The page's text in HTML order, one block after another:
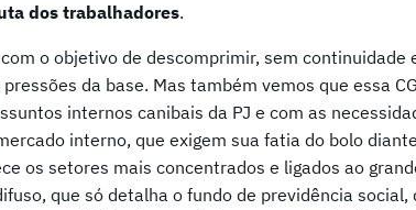
dos trabalhadores.
o objetivo de descomprimir, sem continuidade
da base. Mas também vemos que essa
internos canibais da PJ e com as
interno, que exigem sua fatia do bolo
os setores mais concentrados e ligados ao
que só detalha o fundo de previdência social,